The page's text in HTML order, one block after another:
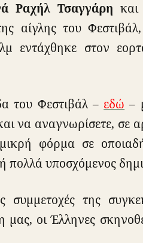
Ραχήλ Τσαγγάρη
αίγλης του
εντάχθηκε στον
του Φεστιβάλ – εδώ –
να αναγνωρίσετε, σε
μικρή φόρμα σε
πολλά υποσχόμενος
συμμετοχές της
οι Έλληνες